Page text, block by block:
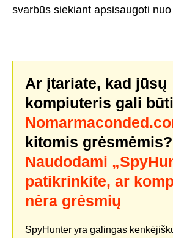
svarbūs siekiant apsisaugoti
Ar įtariate, kad jūsų
kompiuteris gali
kitomis grėsmėmis?
Naudodami
patikrinkite, ar
nėra grėsmių
SpyHunter yra galingas